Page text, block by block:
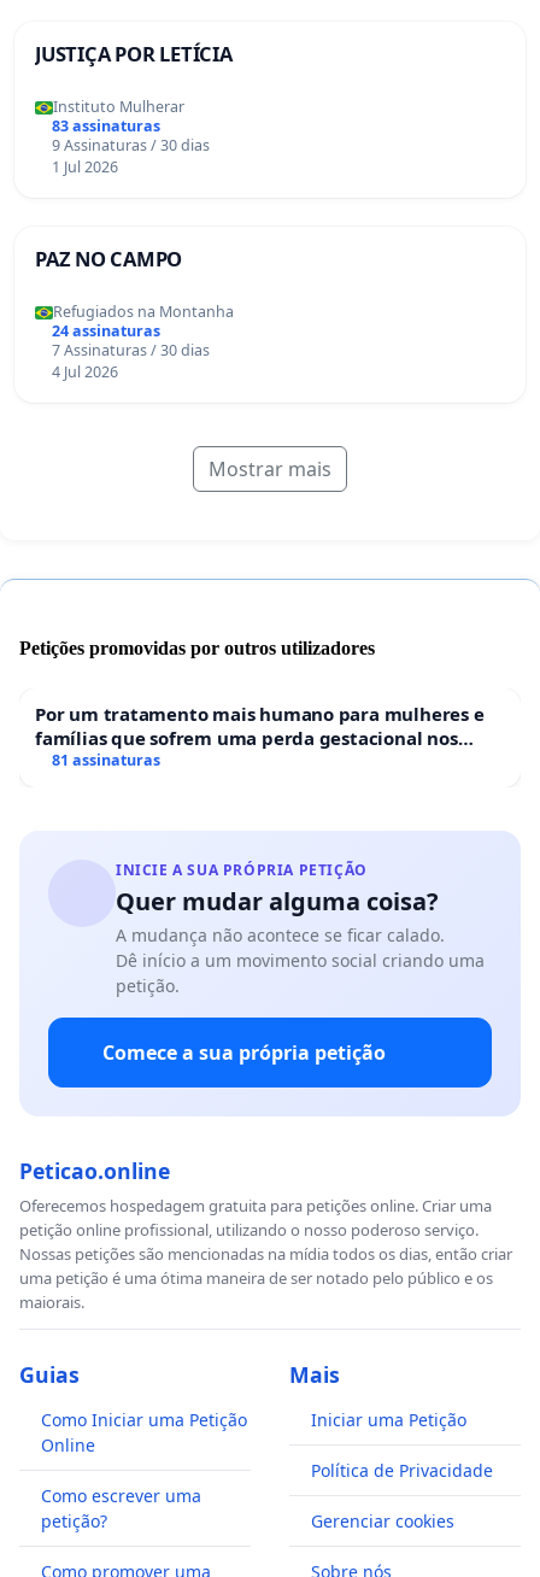
JUSTIÇA POR LETÍCIA
Instituto Mulherar
83 assinaturas
9 Assinaturas / 30 dias
1 Jul 2026
PAZ NO CAMPO
Refugiados na Montanha
24 assinaturas
7 Assinaturas / 30 dias
4 Jul 2026
Mostrar mais
Petições promovidas por outros utilizadores
Por um tratamento mais humano para mulheres e
famílias que sofrem uma perda gestacional nos
hospitais portugueses
81 assinaturas
INICIE A SUA PRÓPRIA PETIÇÃO
Quer mudar alguma coisa?
A mudança não acontece se ficar calado.
Dê início a um movimento social criando uma
petição.
Comece a sua própria petição
Peticao.online
Oferecemos hospedagem gratuita para petições online. Criar uma
petição online profissional, utilizando o nosso poderoso serviço.
Nossas petições são mencionadas na mídia todos os dias, então criar
uma petição é uma ótima maneira de ser notado pelo público e os
maiorais.
Guias
Como Iniciar uma Petição
Online
Como escrever uma
petição?
Como promover uma
Mais
Iniciar uma Petição
Política de Privacidade
Gerenciar cookies
Sobre nós